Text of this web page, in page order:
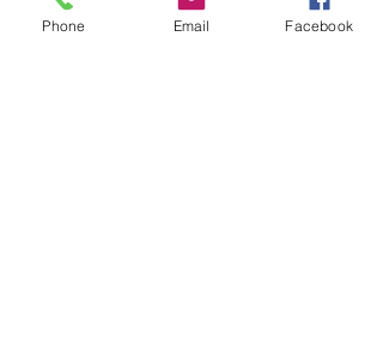
從師隨筆 (1-5)
Phone Email Facebook